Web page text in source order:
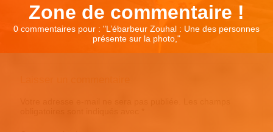
Zone de commentaire !
0 commentaires pour : "L’ébarbeur Zouhal : Une des personnes
présente sur la photo, "